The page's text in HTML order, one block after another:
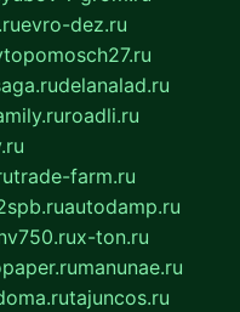
evro-dez.ru
delanalad.ru
roadli.ru
trade-farm.ru
autodamp.ru
x-ton.ru
manunae.ru
tajuncos.ru